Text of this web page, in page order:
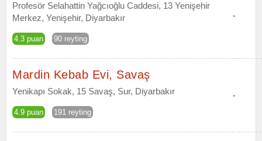
Profesör Selahattin Yağcıoğlu Caddesi, 13 Yenişehir
Merkez, Yenişehir, Diyarbakır
4.3 puan 90 reyting
-
Mardin Kebab Evi, Savaş
Yenikapı Sokak, 15 Savaş, Sur, Diyarbakır
4.9 puan 191 reyting
-